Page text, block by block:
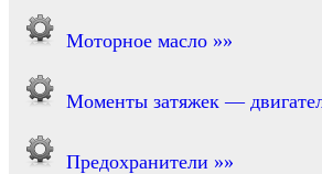
Моторное масло »»
Моменты затяжек —
Предохранители »»